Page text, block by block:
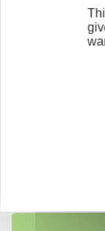
numériques
pleinement
et de relever